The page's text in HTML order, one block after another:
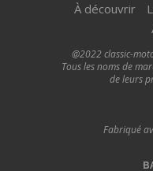
À découvrir
@2022 classic-
Tous les noms de
de leurs
Fabriqué